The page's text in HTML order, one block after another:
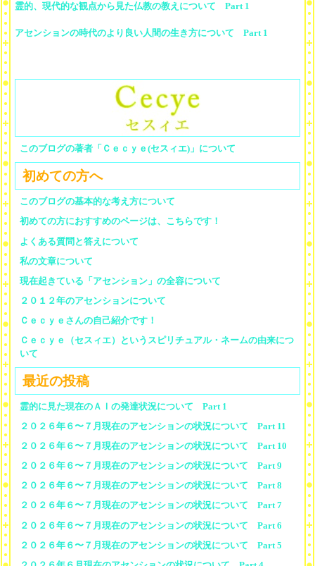
霊的、現代的な観点から見た仏教の教えについて Part 1
アセンションの時代のより良い人間の生き方について Part 1
このブログの著者「Ｃｅｃｙｅ(セスィエ)」について
初めての方へ
このブログの基本的な考え方について
初めての方におすすめのページは、こちらです！
よくある質問と答えについて
私の文章について
現在起きている「アセンション」の全容について
２０１２年のアセンションについて
Ｃｅｃｙｅさんの自己紹介です！
Ｃｅｃｙｅ（セスィエ）というスピリチュアル・ネームの由来につ
いて
最近の投稿
霊的に見た現在のＡＩの発達状況について Part 1
２０２６年６〜７月現在のアセンションの状況について Part 11
２０２６年６〜７月現在のアセンションの状況について Part 10
２０２６年６〜７月現在のアセンションの状況について Part 9
２０２６年６〜７月現在のアセンションの状況について Part 8
２０２６年６〜７月現在のアセンションの状況について Part 7
２０２６年６〜７月現在のアセンションの状況について Part 6
２０２６年６〜７月現在のアセンションの状況について Part 5